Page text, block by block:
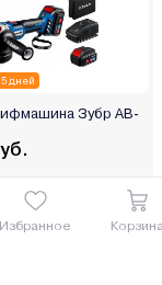
Избранное
5 дней
Зубр AB-
руб./мес.